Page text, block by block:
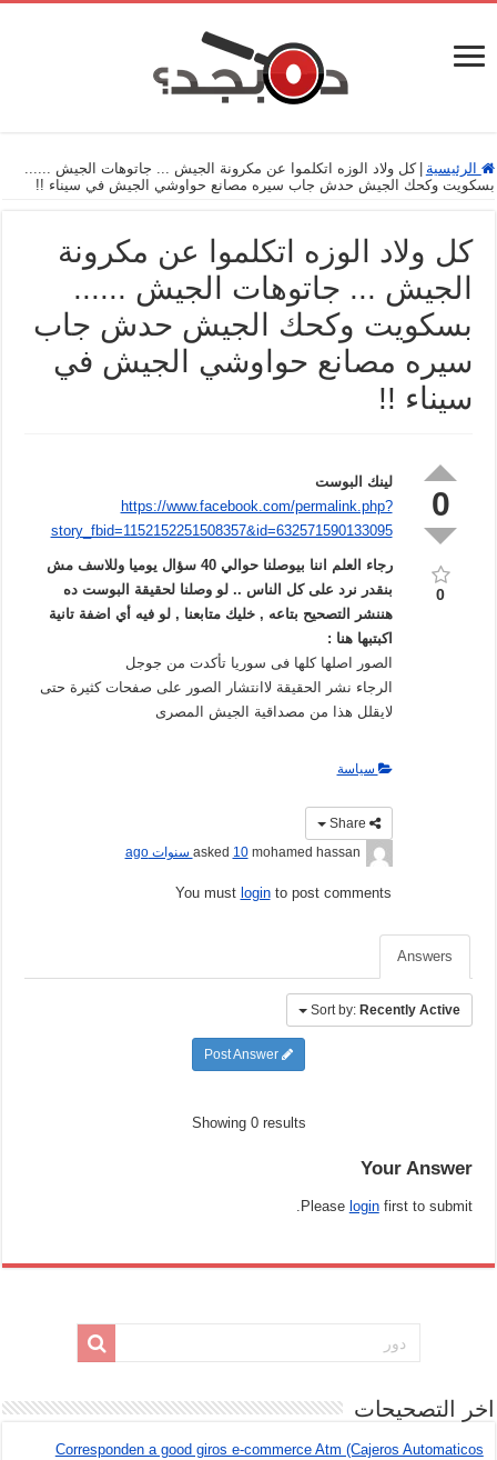
الرئيسية
كل ولاد الوزه اتكلموا عن مكرونة الجيش ... جاتوهات الجيش ......
بسكويت وكحك الجيش حدش جاب سيره مصانع حواوشي الجيش في سيناء !!
كل ولاد الوزه اتكلموا عن مكرونة
الجيش ... جاتوهات الجيش ......
بسكويت وكحك الجيش حدش جاب
سيره مصانع حواوشي الجيش في
سيناء !!
0
0
لينك البوست
https://www.facebook.com/permalink.php?
story_fbid=1152152251508357&id=632571590133095
رجاء العلم اننا بيوصلنا حوالي 40 سؤال يوميا وللاسف مش
بنقدر نرد على كل الناس .. لو وصلنا لحقيقة البوست ده
هننشر التصحيح بتاعه , خليك متابعنا , لو فيه أي اضفة تانية
اكبتبها هنا :
الصور اصلها كلها فى سوريا تأكدت من جوجل
الرجاء نشر الحقيقة لاانتشار الصور على صفحات كثيرة حتى
لايقلل هذا من مصداقية الجيش المصرى
سياسة
mohamed hassan
asked10 سنوات ago
You must loginto post comments
Answers
Sort by: Recently Active
Showing 0 results
Your Answer
Please loginfirst to submit.
اخر التصحيحات
Corresponden a good giros e-commerce Atm (Cajeros Automaticos